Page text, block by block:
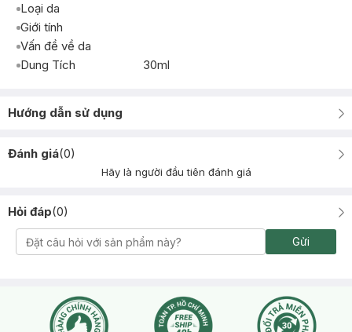
Loại da
Giới tính
Vấn đề về da
Dung Tích
30ml
Hướng dẫn sử dụng
Đánh giá(0)
Hãy là người đầu tiên đánh giá
Hỏi đáp(0)
Gửi